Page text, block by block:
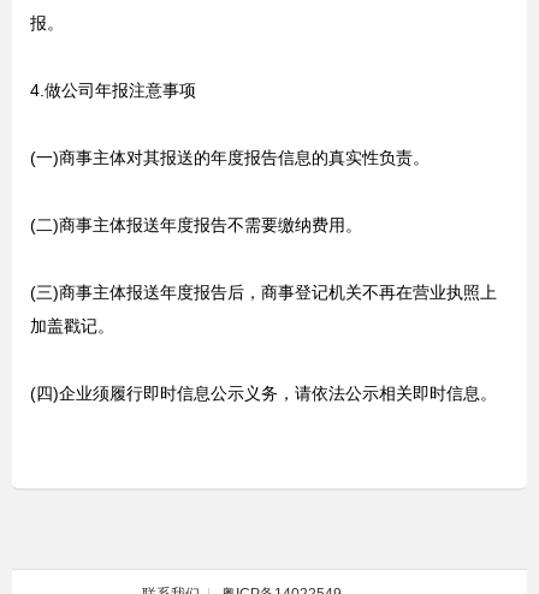
报。
4.做公司年报注意事项
(一)商事主体对其报送的年度报告信息的真实性负责。
(二)商事主体报送年度报告不需要缴纳费用。
(三)商事主体报送年度报告后，商事登记机关不再在营业执照上
加盖戳记。
(四)企业须履行即时信息公示义务，请依法公示相关即时信息。